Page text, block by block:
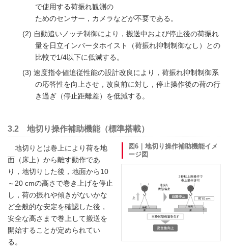
で使用する荷振れ観測の
ためのセンサー，カメラなどが不要である。
自動追いノッチ制御により，搬送中および停止後の荷振れ
量を日立インバータホイスト（荷振れ抑制制御なし）との
比較で1/4以下に低減する。
速度指令値追従性能の設計改良により，荷振れ抑制制御系
の応答性を向上させ，改良前に対し，停止操作後の荷の行
き過ぎ（停止距離差）を低減する。
3.2 地切り操作補助機能（標準搭載）
図6｜地切り操作補助機能イメ
ージ図
地切りとは巻上により荷を地
面（床上）から離す動作であ
り，地切りした後，地面から10
～20 cmの高さで巻き上げを停止
し，荷の振れや傾きがないかな
ど全般的な安定を確認した後，
安全な高さまで巻上して搬送を
開始することが定められてい
る。